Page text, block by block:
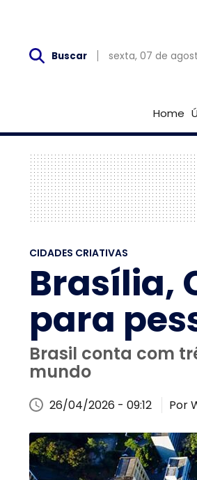
Buscar sexta, 07 de
Home
CIDADES CRIATIVAS
Brasília,
para
Brasil conta com
mundo
26/04/2026 - 09:12 Por